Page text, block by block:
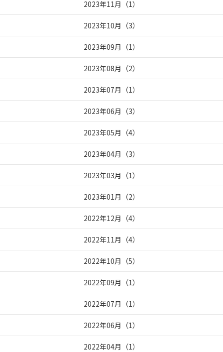
2023年11月 （1）
2023年10月 （3）
2023年09月 （1）
2023年08月 （2）
2023年07月 （1）
2023年06月 （3）
2023年05月 （4）
2023年04月 （3）
2023年03月 （1）
2023年01月 （2）
2022年12月 （4）
2022年11月 （4）
2022年10月 （5）
2022年09月 （1）
2022年07月 （1）
2022年06月 （1）
2022年04月 （1）